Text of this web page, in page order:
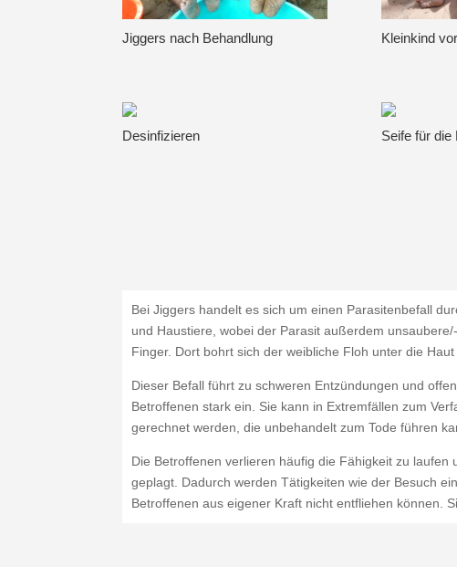
Jiggers nach Behandlung Kleinkind
Desinfizieren Seife für die
Bei Jiggers handelt es sich um einen Parasitenbefall
und Haustiere, wobei der Parasit außerdem
Finger. Dort bohrt sich der weibliche Floh unter die
Dieser Befall führt zu schweren Entzündungen und
Betroffenen stark ein. Sie kann in Extremfällen zum
gerechnet werden, die unbehandelt zum Tode führen
Die Betroffenen verlieren häufig die Fähigkeit zu
geplagt. Dadurch werden Tätigkeiten wie der Besuch
Betroffenen aus eigener Kraft nicht entfliehen können.